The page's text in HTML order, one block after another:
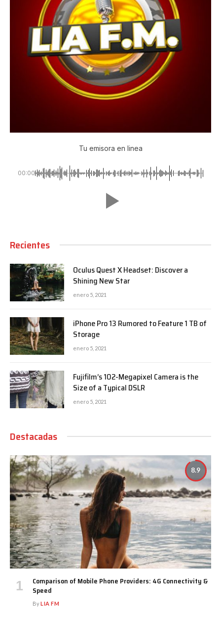
Tu emisora en linea
00:00
Recientes
Oculus Quest X Headset: Discover a
Shining New Star
enero 5, 2021
iPhone Pro 13 Rumored to Feature 1 TB of
Storage
enero 5, 2021
Fujifilm’s 102-Megapixel Camera is the
Size of a Typical DSLR
enero 5, 2021
Destacadas
8.9
Comparison of Mobile Phone Providers: 4G Connectivity &
Speed
ByLIA FM